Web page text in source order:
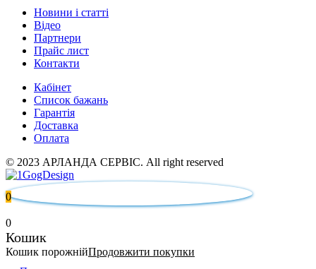
Новини і статті
Відео
Партнери
Прайс лист
Контакти
Кабінет
Список бажань
Гарантія
Доставка
Оплата
© 2023 АРЛАНДА СЕРВІС. All right reserved
0
0
Кошик
Кошик порожнійПродовжити покупки